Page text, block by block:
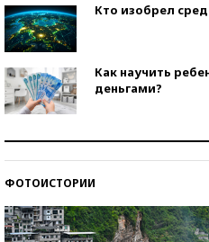
Кто изобрел
Как научить
деньгами?
ФОТОИСТОРИИ